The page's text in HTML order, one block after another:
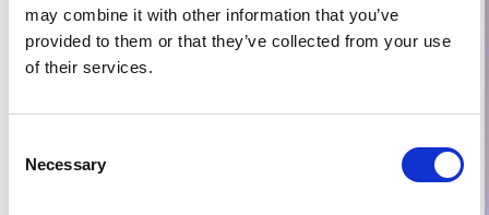
may combine it with other information that you’ve
provided to them or that they’ve collected from your use
of their services.
Selection
Necessary